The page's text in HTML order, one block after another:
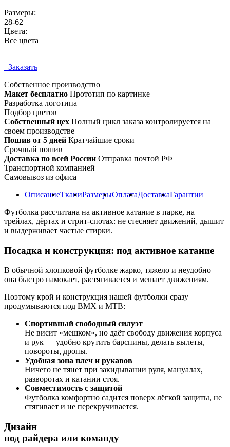
Размеры:
28-62
Цвета:
Все цвета
Заказать
Собственное производство
Макет бесплатно Прототип по картинке
Разработка логотипа
Подбор цветов
Собственный цех Полный цикл заказа контролируется на
своем производстве
Пошив от 5 дней Кратчайшие сроки
Срочный пошив
Доставка по всей России Отправка почтой РФ
Транспортной компанией
Самовывоз из офиса
ОписаниеТканиРазмерыОплатаДоставкаГарантии
Футболка рассчитана на активное катание в парке, на
трейлах, дёртах и стрит-спотах: не стесняет движений, дышит
и выдерживает частые стирки.
Посадка и конструкция: под активное катание
В обычной хлопковой футболке жарко, тяжело и неудобно —
она быстро намокает, растягивается и мешает движениям.
Поэтому крой и конструкция нашей футболки сразу
продумываются под BMX и MTB:
Спортивный свободный силуэт
Не висит «мешком», но даёт свободу движения корпуса
и рук — удобно крутить барспины, делать вылеты,
повороты, дропы.
Удобная зона плеч и рукавов
Ничего не тянет при закидывании руля, мануалах,
разворотах и катании стоя.
Совместимость с защитой
Футболка комфортно садится поверх лёгкой защиты, не
стягивает и не перекручивается.
Дизайн
под райдера или команду